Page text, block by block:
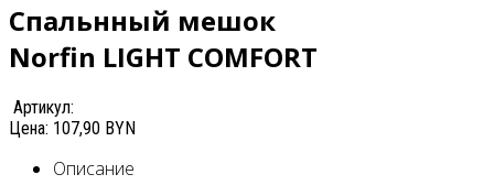
Спальнный мешок
Norfin LIGHT COMFORT
Артикул:
Цена: 107,90 BYN
Описание